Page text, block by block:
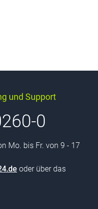
und Support
0
Mo. bis Fr. von 9 - 17
oder über das